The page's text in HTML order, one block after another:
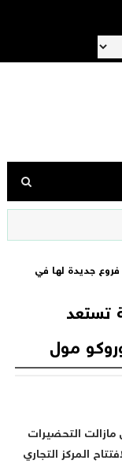
جديدة لها في
تستعد
مول
التحضيرات
المركز التجاري